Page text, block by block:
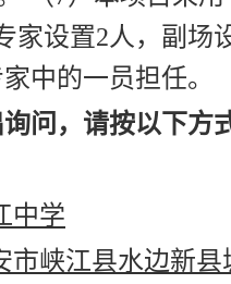
家设置2人，副场
中的一员担任。
问，请按以下方
中学
市峡江县水边新县